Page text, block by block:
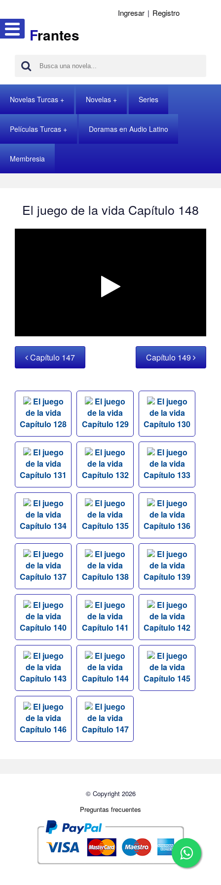
Frantes
Ingresar | Registro
Novelas Turcas Novelas Series
Películas Turcas Doramas en Audio Latino
Membresia
El juego de la vida Capítulo 148
Capítulo 147 Capítulo 149
El juego
de la vida
Capítulo 128
El juego
de la vida
Capítulo 129
El juego
de la vida
Capítulo 130
El juego
de la vida
Capítulo 131
El juego
de la vida
Capítulo 132
El juego
de la vida
Capítulo 133
El juego
de la vida
Capítulo 134
El juego
de la vida
Capítulo 135
El juego
de la vida
Capítulo 136
El juego
de la vida
Capítulo 137
El juego
de la vida
Capítulo 138
El juego
de la vida
Capítulo 139
El juego
de la vida
Capítulo 140
El juego
de la vida
Capítulo 141
El juego
de la vida
Capítulo 142
El juego
de la vida
Capítulo 143
El juego
de la vida
Capítulo 144
El juego
de la vida
Capítulo 145
El juego
de la vida
Capítulo 146
El juego
de la vida
Capítulo 147
© Copyright 2026
Preguntas frecuentes